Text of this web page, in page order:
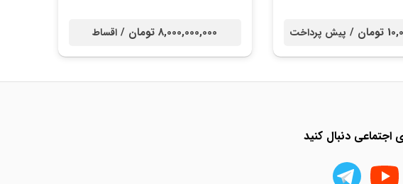
/ پیش پرداخت 8,000,000,000 تومان / اقساط
اجتماعی دنبال کنید